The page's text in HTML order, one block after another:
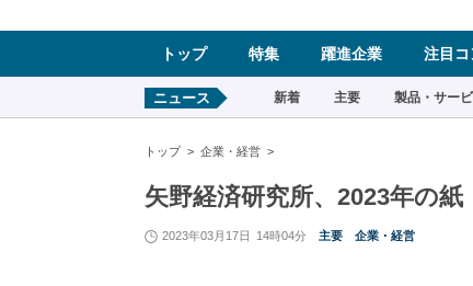
ア
ゲ
ン
トップ 特集 躍進企業 注目コ
ニュース 新着 主要 製品・サー
トップ 企業・経営
矢野経済研究所、2023年の
2023年03月17日 14時04分 主要 企業・経営